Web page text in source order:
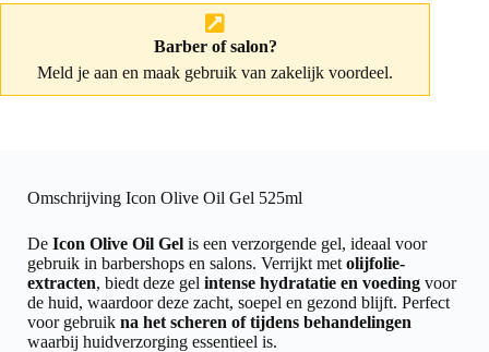
Barber of salon?
Meld je aan en maak gebruik van zakelijk voordeel.
Omschrijving Icon Olive Oil Gel 525ml
De Icon Olive Oil Gel is een verzorgende gel, ideaal voor
gebruik in barbershops en salons. Verrijkt met olijfolie-
extracten, biedt deze gel intense hydratatie en voeding voor
de huid, waardoor deze zacht, soepel en gezond blijft. Perfect
voor gebruik na het scheren of tijdens behandelingen
waarbij huidverzorging essentieel is.